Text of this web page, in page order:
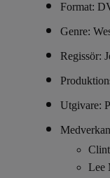
Format:
Genre:
Regissör:
Utgivare:
Lee